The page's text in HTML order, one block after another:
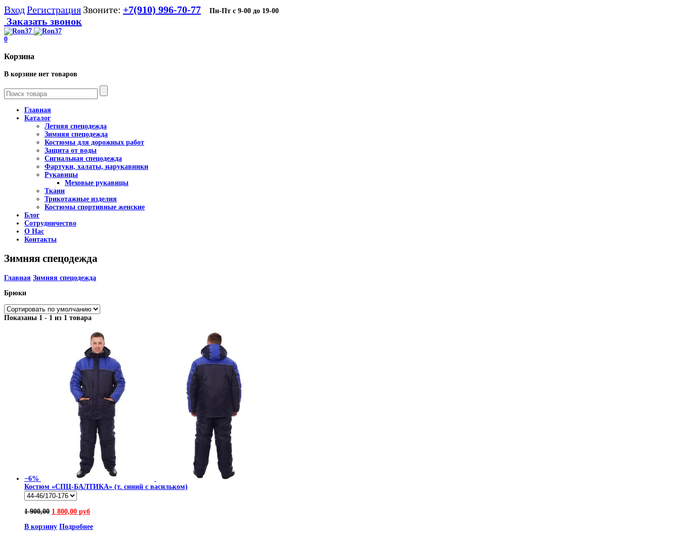
ВходРегистрация Звоните: +7(910) 996-70-77 Пн-Пт с 9-00 до 19-00
Заказать звонок
0
Корзина
В корзине нет товаров
Главная
Каталог
Летняя спецодежда
Зимняя спецодежда
Костюмы для дорожных работ
Защита от воды
Сигнальная спецодежда
Фартуки, халаты, нарукавники
Рукавицы
Меховые рукавицы
Ткани
Трикотажные изделия
Костюмы спортивные женские
Блог
Сотрудничество
О Нас
Контакты
Зимняя спецодежда
Главная Зимняя спецодежда
Брюки
Показаны 1 - 1 из 1 товара
−6%
Костюм «СПЦ-БАЛТИКА» (т. синий с васильком)
1 900,00 1 800,00 руб
В корзину Подробнее